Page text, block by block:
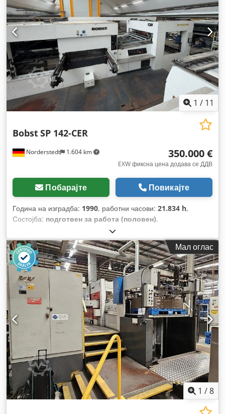
1 / 11
Norderstedt 1.604 km
BobstSP 142-CER
350.000 €
EXW фиксна цена додава се ДДВ
Побарајте Повикајте
Година на изградба: 1990, работни часови: 21.834 h,
Состојба: подготвен за работа (половен),
целосно функционален
машина/возило:059700605,
Мал оглас
1 /8